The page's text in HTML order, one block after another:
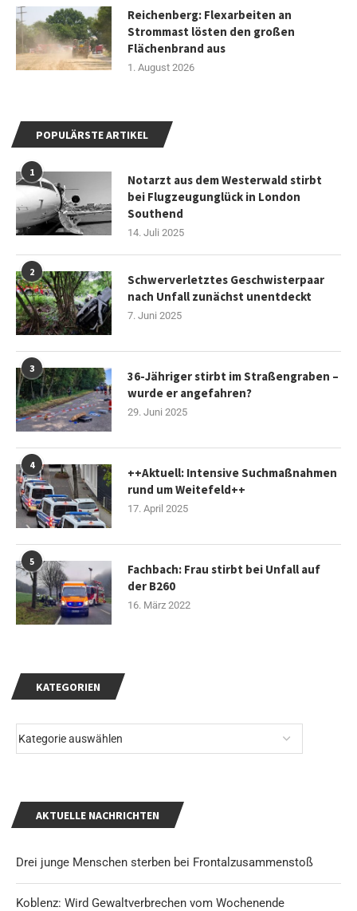
KATEGORIEN
AKTUELLE NACHRICHTEN
Drei junge Menschen sterben bei Frontalzusammenstoß
Koblenz: Wird Gewaltverbrechen vom Wochenende
Reichenberg: Flexarbeiten an
Strommast lösten den großen
Flächenbrand aus
1. August 2026
POPULÄRSTE ARTIKEL
1
Notarzt aus dem Westerwald stirbt
bei Flugzeugunglück in London
Southend
14. Juli 2025
2
Schwerverletztes Geschwisterpaar
nach Unfall zunächst unentdeckt
7. Juni 2025
3
36-Jähriger stirbt im Straßengraben –
wurde er angefahren?
29. Juni 2025
4
++Aktuell: Intensive Suchmaßnahmen
rund um Weitefeld++
17. April 2025
5
Fachbach: Frau stirbt bei Unfall auf
der B260
16. März 2022